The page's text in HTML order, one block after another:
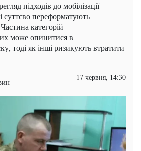
підходів до мобілізації —
суттєво переформатують
категорій
може опинитися в
тоді як інші ризикують втратити
17 червня, 14:30